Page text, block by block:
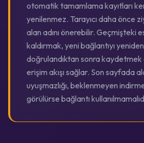
otomatik tamamlama kayıtları
yenilenmez. Tarayıcı daha önce
alan adını önerebilir. Geçmişteki
kaldırmak, yeni bağlantıyı
doğrulandıktan sonra
erişim akışı sağlar. Son sayfada
uyuşmazlığı, beklenmeyen
görülürse bağlantı